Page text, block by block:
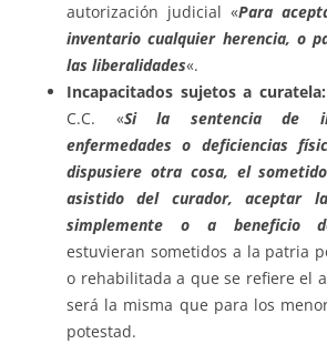
autorización judicial «Para
inventario cualquier herencia, o
las liberalidades«.
Incapacitados sujetos a curatela:
C.C. «Si la sentencia de
enfermedades o deficiencias
dispusiere otra cosa, el
asistido del curador, aceptar
simplemente o a beneficio
estuvieran sometidos a la patria
o rehabilitada a que se refiere el
será la misma que para los
potestad.